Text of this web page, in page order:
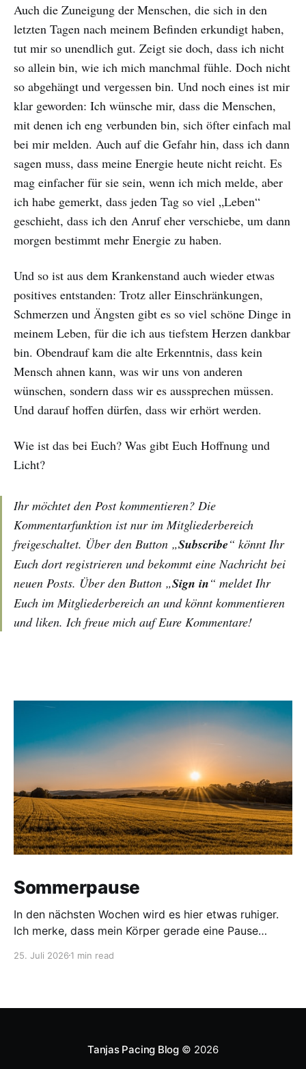
Auch die Zuneigung der Menschen, die sich in den
letzten Tagen nach meinem Befinden erkundigt haben,
tut mir so unendlich gut. Zeigt sie doch, dass ich nicht
so allein bin, wie ich mich manchmal fühle. Doch nicht
so abgehängt und vergessen bin. Und noch eines ist mir
klar geworden: Ich wünsche mir, dass die Menschen,
mit denen ich eng verbunden bin, sich öfter einfach mal
bei mir melden. Auch auf die Gefahr hin, dass ich dann
sagen muss, dass meine Energie heute nicht reicht. Es
mag einfacher für sie sein, wenn ich mich melde, aber
ich habe gemerkt, dass jeden Tag so viel „Leben“
geschieht, dass ich den Anruf eher verschiebe, um dann
morgen bestimmt mehr Energie zu haben.
Und so ist aus dem Krankenstand auch wieder etwas
positives entstanden: Trotz aller Einschränkungen,
Schmerzen und Ängsten gibt es so viel schöne Dinge in
meinem Leben, für die ich aus tiefstem Herzen dankbar
bin. Obendrauf kam die alte Erkenntnis, dass kein
Mensch ahnen kann, was wir uns von anderen
wünschen, sondern dass wir es aussprechen müssen.
Und darauf hoffen dürfen, dass wir erhört werden.
Wie ist das bei Euch? Was gibt Euch Hoffnung und
Licht?
Ihr möchtet den Post kommentieren? Die
Kommentarfunktion ist nur im Mitgliederbereich
freigeschaltet. Über den Button „Subscribe“ könnt Ihr
Euch dort registrieren und bekommt eine Nachricht bei
neuen Posts. Über den Button „Sign in“ meldet Ihr
Euch im Mitgliederbereich an und könnt kommentieren
und liken. Ich freue mich auf Eure Kommentare!
Sommerpause
In den nächsten Wochen wird es hier etwas ruhiger.
Ich merke, dass mein Körper gerade eine Pause
Sommerpause – mit einer kleinen Ausnahme: Zum
25. Juli 2026 1 min read
Tanjas Pacing Blog© 2026